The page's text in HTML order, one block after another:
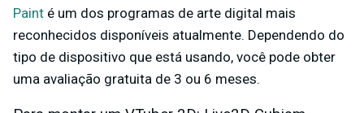
Paint é um dos programas de arte digital mais
reconhecidos disponíveis atualmente. Dependendo do
tipo de dispositivo que está usando, você pode obter
uma avaliação gratuita de 3 ou 6 meses.